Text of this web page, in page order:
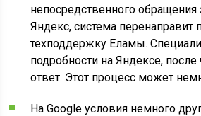
непосредственного обращения
Яндекс, система перенаправит
техподдержку Еламы.
подробности на Яндексе,
ответ. Этот процесс может
На Google условия немного